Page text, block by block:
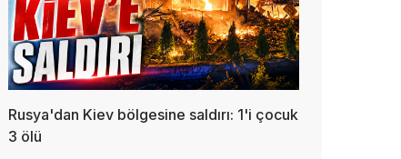
Rusya'dan Kiev bölgesine saldırı: 1'i çocuk
3 ölü